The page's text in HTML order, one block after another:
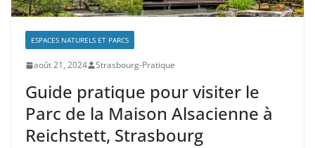
ESPACES NATURELS ET PARCS
août 21, 2024 Strasbourg-Pratique
Guide pratique pour visiter le
Parc de la Maison Alsacienne à
Reichstett, Strasbourg